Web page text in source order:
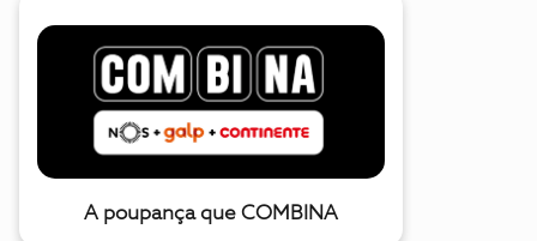
A poupança que COMBINA